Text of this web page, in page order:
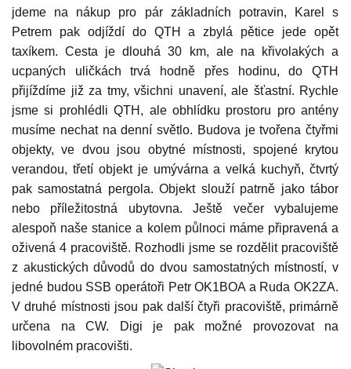
jdeme na nákup pro pár základních potravin, Karel s
Petrem pak odjíždí do QTH a zbylá pětice jede opět
taxíkem. Cesta je dlouhá 30 km, ale na křivolakých a
ucpaných uličkách trvá hodně přes hodinu, do QTH
přijíždíme již za tmy, všichni unavení, ale šťastní. Rychle
jsme si prohlédli QTH, ale obhlídku prostoru pro antény
musíme nechat na denní světlo. Budova je tvořena čtyřmi
objekty, ve dvou jsou obytné místnosti, spojené krytou
verandou, třetí objekt je umývárna a velká kuchyň, čtvrtý
pak samostatná pergola. Objekt slouží patrně jako tábor
nebo příležitostná ubytovna. Ještě večer vybalujeme
alespoň naše stanice a kolem půlnoci máme připravená a
oživená 4 pracoviště. Rozhodli jsme se rozdělit pracoviště
z akustických důvodů do dvou samostatných místností, v
jedné budou SSB operátoři Petr OK1BOA a Ruda OK2ZA.
V druhé místnosti jsou pak další čtyři pracoviště, primárně
určena na CW. Digi je pak možné provozovat na
libovolném pracovišti.